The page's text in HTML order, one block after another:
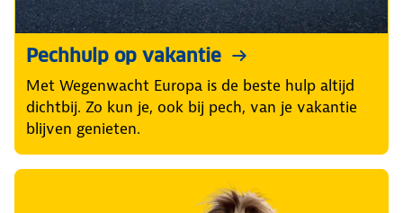
Pechhulp op vakantie
Met Wegenwacht Europa is de beste hulp altijd
dichtbij. Zo kun je, ook bij pech, van je vakantie
blijven genieten.